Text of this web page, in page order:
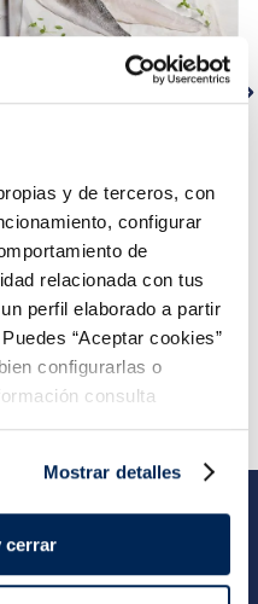
y de terceros, con
configurar
de
relacionada con tus
perfil elaborado a partir
“Aceptar cookies”
configurarlas o
consulta
Mostrar detalles
cerrar
Sin espinas
5,99 € Pack 180 g
Añadir
novedades y toda la info de la